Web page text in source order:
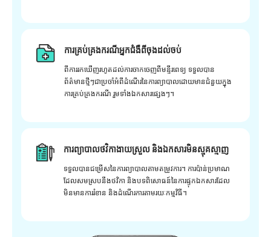
ការគ្រប់គ្រងករណីអ្នកជំងឺពីចុងដល់ចប់
ពីការរកឃើញរហូតដល់ការចាកចេញពីមន្ទីរពេទ្យ ទទួលបាន
ព័ត៌មានថ្មីៗជាប្រចាំអំពីដំណើរនៃការព្យាបាលដោយមានជំនួយក្នុង
ការគ្រប់គ្រងករណី រួមទាំងឯកសារផ្សេងៗ។
ការព្យាបាលថវិកាងាយស្រួល និងឯកសារមិនស្មុគស្មាញ
ទទួលបានជម្រើសនៃការព្យាបាលតាមតម្រូវការ។ ការប៉ាន់ប្រមាណ
ដែលសមស្របនឹងថវិកា និងបទពិសោធន៍នៃការផ្ទុកឯកសារដែល
មិនមានការរំខាន និងដំណើរការតាមរយៈកម្មវិធី។